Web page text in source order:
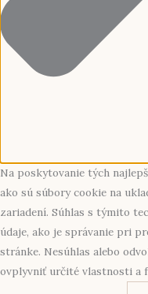
Na poskytovanie tých
ako sú súbory cookie na
zariadení. Súhlas s týmito
údaje, ako je správanie pri
stránke. Nesúhlas alebo
ovplyvniť určité vlastnosti a